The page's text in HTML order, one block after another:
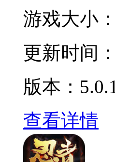
游戏大小：
更新时间：
版本：
查看详情